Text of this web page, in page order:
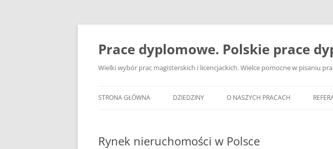
Przejdź
Prace dyplomowe. Polskie prace
Wielki wybór prac magisterskich i licencjackich. Wielce pomocne w pisaniu
STRONA GŁÓWNA DZIEDZINY
BANKOWOŚĆ
O NASZYCH PRACACH
Rynek nieruchomości w Polsce